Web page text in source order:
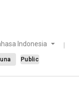
Indonesia
Public